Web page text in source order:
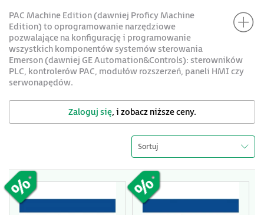
PAC Machine Edition (dawniej Proficy Machine
Edition) to oprogramowanie narzędziowe
pozwalające na konfigurację i programowanie
wszystkich komponentów systemów sterowania
Emerson (dawniej GE Automation&Controls): sterowników
PLC, kontrolerów PAC, modułów rozszerzeń, paneli HMI czy
serwonapędów.
Zaloguj się, i zobacz niższe ceny.
Sortuj